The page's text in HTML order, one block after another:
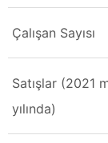
Çalışan Sayısı
Satışlar (2021
yılında)